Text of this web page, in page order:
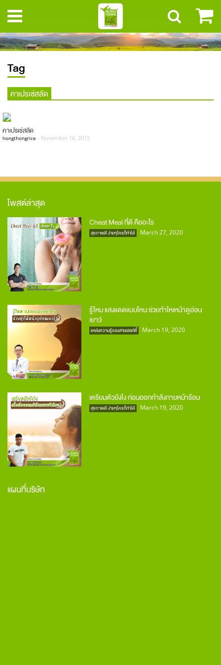
Tag
คาเปรเซ่สลัด
คาเปรเซ่สลัด
hongthongrice - November 16, 2015
โพสต์ล่าสุด
Cheat Meal ที่ดี คืออะไร
สุขภาพดี ง่ายๆใครก็ทำได้ March 27, 2020
รู้ไหม แสงแดดแบบไหน ช่วยทำใหเหน้าดูอ่อน
เยาว์
แหล่งความรู้ของสายเฮลท์ตี้ March 19, 2020
เตรียมตัวยังไง ก่อนออกกำลังกายหน้าร้อน
สุขภาพดี ง่ายๆใครก็ทำได้ March 19, 2020
แผนที่บริษัท